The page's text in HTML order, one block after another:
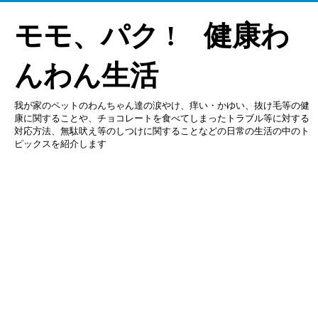
モモ、パク ! 健康わ
んわん生活
我が家のペットのわんちゃん達の涙やけ、痒い・かゆい、抜け毛等の健
康に関することや、チョコレートを食べてしまったトラブル等に対する
対応方法、無駄吠え等のしつけに関することなどの日常の生活の中のト
ピックスを紹介します